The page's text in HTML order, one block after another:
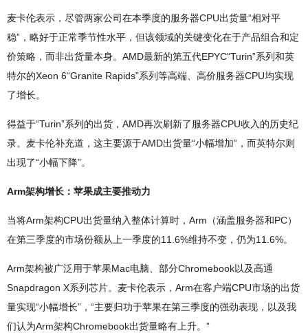
麦卡伦表示，尽管两家公司在本季度的服务器CPU出货量“相对平
稳”，略好于正常季节性水平，但该领域的关键变化在于产品组合和定
价策略，而非出货量本身。AMD最新的第五代EPYC“Turin”系列和英
特尔的Xeon 6“Granite Rapids”系列等高端、高价服务器CPU均实现
了增长。
得益于“Turin”系列的出货，AMD再次刷新了服务器CPU收入的历史纪
录。麦卡伦补充道，这主要源于AMD出货量“小幅增加”，而英特尔则
出现了“小幅下降”。
Arm架构增长：苹果成主要推动力
当将Arm架构CPU出货量纳入整体计算时，Arm（涵盖服务器和PC）
在第三季度的市场份额从上一季度的11.6%维持不变，仍为11.6%。
Arm架构被广泛用于苹果Mac电脑、部分Chromebook以及高通
Snapdragon X系列芯片。麦卡伦表示，Arm在客户端CPU市场的出货
量实现“小幅增长”，“主要归功于苹果在第三季度的强劲表现，以及我
们认为Arm架构Chromebook出货量略有上升。”